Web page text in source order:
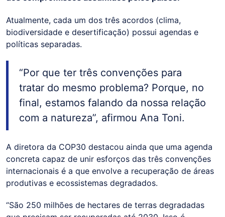
Atualmente, cada um dos três acordos (clima,
biodiversidade e desertificação) possui agendas e
políticas separadas.
“Por que ter três convenções para
tratar do mesmo problema? Porque, no
final, estamos falando da nossa relação
com a natureza”, afirmou Ana Toni.
A diretora da COP30 destacou ainda que uma agenda
concreta capaz de unir esforços das três convenções
internacionais é a que envolve a recuperação de áreas
produtivas e ecossistemas degradados.
“São 250 milhões de hectares de terras degradadas